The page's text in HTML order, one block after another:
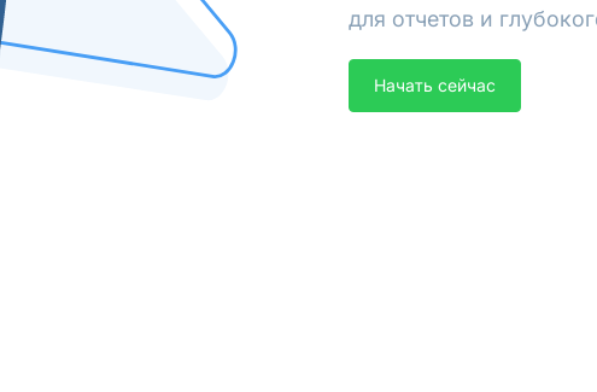
для отчетов и
Начать сейчас